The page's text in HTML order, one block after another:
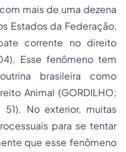
mais de uma dezena
Estados da Federação,
corrente no direito
Esse fenômeno tem
brasileira como
Animal (GORDILHO;
51). No exterior, muitas
para se tentar
que esse fenômeno